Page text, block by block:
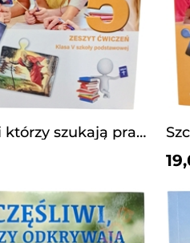
Szczęśliwi którzy szukają prawdy. kl 5 ćwiczenia